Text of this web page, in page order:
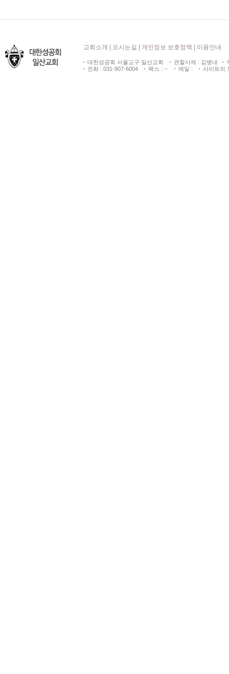
교회소개 오시는길 개인정보 보호정책 이용안내
대한성공회 서울교구 일산교회 관할사제 : 김병내
전화 : 031-907-6004
팩스 : -- 메일 : 사이트의